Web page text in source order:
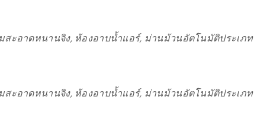
สะอาดหนานจิง, ห้องอาบน้ำแอร์, ม่านม้วนอัตโนมัติประเภท
สะอาดหนานจิง, ห้องอาบน้ำแอร์, ม่านม้วนอัตโนมัติประเภท